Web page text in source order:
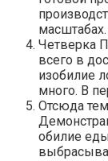
масштабах.
Четверка
всего в
изобилие
много. В
Отсюда
обилие